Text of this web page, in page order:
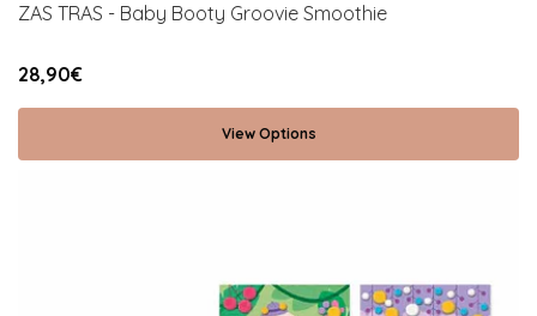
ZAS TRAS - Baby Booty Groovie Smoothie
28,90€
View Options